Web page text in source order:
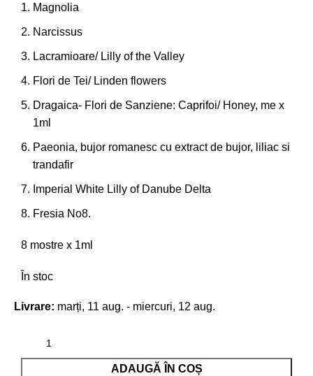
Magnolia
Narcissus
Lacramioare/ Lilly of the Valley
Flori de Tei/ Linden flowers
Dragaica- Flori de Sanziene: Caprifoi/ Honey, me x
1ml
Paeonia, bujor romanesc cu extract de bujor, liliac si
trandafir
Imperial White Lilly of Danube Delta
Fresia No8.
8 mostre x 1ml
În stoc
Livrare: marți, 11 aug. - miercuri, 12 aug.
ADAUGĂ ÎN COȘ